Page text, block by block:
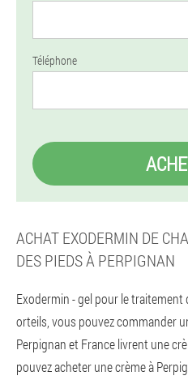
Téléphone
ACHAT EXODERMIN DE
DES PIEDS À PERPIGNAN
Exodermin - gel pour le
orteils, vous pouvez commander
Perpignan et France livrent une
pouvez acheter une crème à